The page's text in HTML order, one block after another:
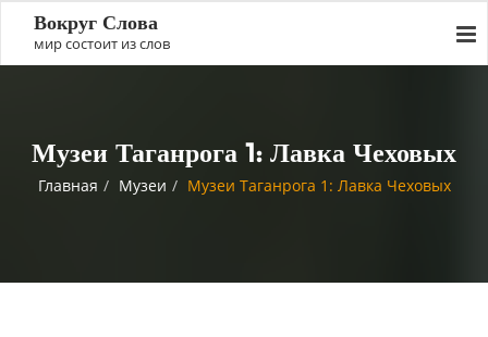
Вокруг Слова
мир состоит из слов
Музеи Таганрога 1: Лавка Чеховых
Главная Музеи Музеи Таганрога 1: Лавка Чеховых